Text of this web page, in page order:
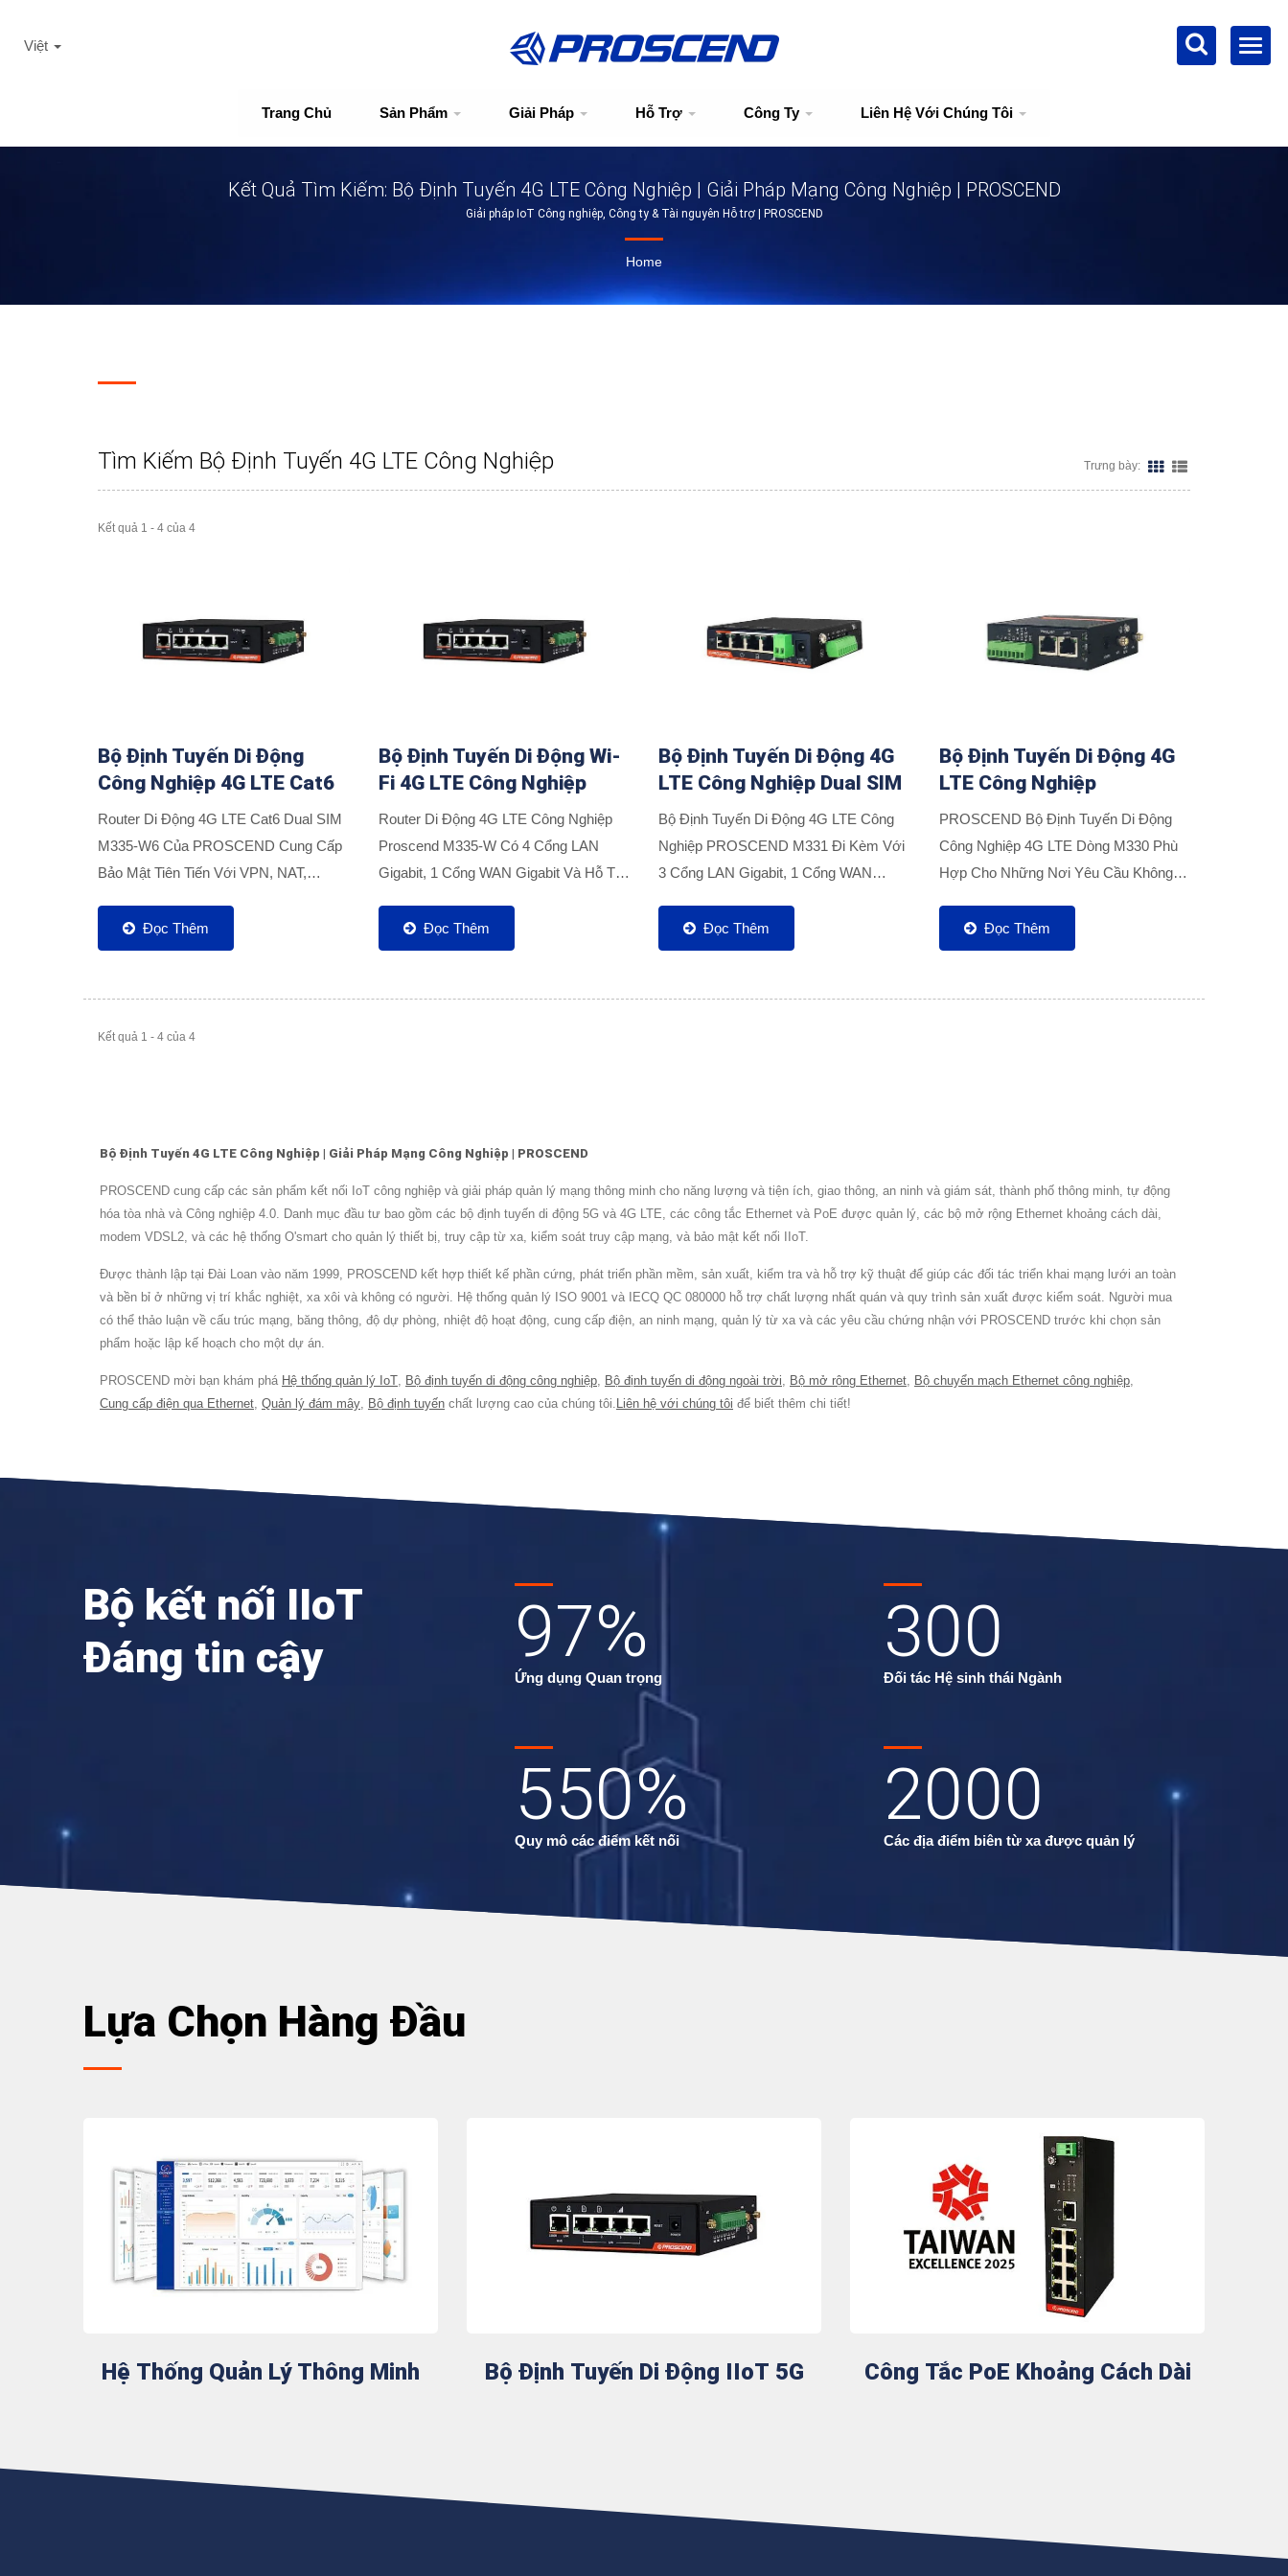
Trang Chủ Sản Phẩm Giải Pháp Hỗ Trợ Công Ty Liên Hệ Với Chúng Tôi
Việt
Kết Quả Tìm Kiếm: Bộ Định Tuyến 4G LTE Công Nghiệp | Giải Pháp Mạng Công Nghiệp | PROSCEND
Giải pháp IoT Công nghiệp, Công ty & Tài nguyên Hỗ trợ | PROSCEND
Home
Tìm Kiếm Bộ Định Tuyến 4G LTE Công Nghiệp Trưng bày:
Kết quả 1 - 4 của 4
Bộ Định Tuyến Di Động
Công Nghiệp 4G LTE Cat6
Router Di Động 4G LTE Cat6 Dual SIM
M335-W6 Của PROSCEND Cung Cấp
Bảo Mật Tiên Tiến Với VPN, NAT,
Truyền Dữ Liệu An Toàn. Với Việc Hỗ...
Đọc Thêm
Bộ Định Tuyến Di Động Wi-
Fi 4G LTE Công Nghiệp
Router Di Động 4G LTE Công Nghiệp
Proscend M335-W Có 4 Cổng LAN
Gigabit, 1 Cổng WAN Gigabit Và Hỗ Trợ
Công Nghiệp Quan Trọng Và Kết...
Đọc Thêm
Bộ Định Tuyến Di Động 4G
LTE Công Nghiệp Dual SIM
Bộ Định Tuyến Di Động 4G LTE Công
Nghiệp PROSCEND M331 Đi Kèm Với
3 Cổng LAN Gigabit, 1 Cổng WAN
Hoạt Các Ứng Dụng Công Nghiệp...
Đọc Thêm
Bộ Định Tuyến Di Động 4G
LTE Công Nghiệp
PROSCEND Bộ Định Tuyến Di Động
Công Nghiệp 4G LTE Dòng M330 Phù
Hợp Cho Những Nơi Yêu Cầu Không
Đường Hầm VPN An Toàn Do Tích
Hợp...
Đọc Thêm
Kết quả 1 - 4 của 4
Bộ Định Tuyến 4G LTE Công Nghiệp | Giải Pháp Mạng Công Nghiệp | PROSCEND
PROSCEND cung cấp các sản phẩm kết nối IoT công nghiệp và giải pháp quản lý mạng thông minh cho năng lượng và tiện ích, giao thông, an ninh và giám sát, thành phố thông minh, tự động
hóa tòa nhà và Công nghiệp 4.0. Danh mục đầu tư bao gồm các bộ định tuyến di động 5G và 4G LTE, các công tắc Ethernet và PoE được quản lý, các bộ mở rộng Ethernet khoảng cách dài,
modem VDSL2, và các hệ thống O'smart cho quản lý thiết bị, truy cập từ xa, kiểm soát truy cập mạng, và bảo mật kết nối IIoT.
Được thành lập tại Đài Loan vào năm 1999, PROSCEND kết hợp thiết kế phần cứng, phát triển phần mềm, sản xuất, kiểm tra và hỗ trợ kỹ thuật để giúp các đối tác triển khai mạng lưới an toàn
và bền bỉ ở những vị trí khắc nghiệt, xa xôi và không có người. Hệ thống quản lý ISO 9001 và IECQ QC 080000 hỗ trợ chất lượng nhất quán và quy trình sản xuất được kiểm soát. Người mua
có thể thảo luận về cấu trúc mạng, băng thông, độ dự phòng, nhiệt độ hoạt động, cung cấp điện, an ninh mạng, quản lý từ xa và các yêu cầu chứng nhận với PROSCEND trước khi chọn sản
phẩm hoặc lập kế hoạch cho một dự án.
PROSCEND mời bạn khám phá Hệ thống quản lý IoT Bộ định tuyến di động công nghiệp Bộ định tuyến di động ngoài trời Bộ mở rộng Ethernet Bộ chuyển mạch Ethernet công nghiệp
Cung cấp điện qua Ethernet Quản lý đám mây Bộ định tuyến chất lượng cao của chúng tôi. Liên hệ với chúng tôi để biết thêm chi tiết!
Bộ kết nối IIoT
Đáng tin cậy
97%
Ứng dụng Quan trọng
300
Đối tác Hệ sinh thái Ngành
550%
Quy mô các điểm kết nối
2000
Các địa điểm biên từ xa được quản lý
Lựa Chọn Hàng Đầu
Hệ Thống Quản Lý Thông Minh Bộ Định Tuyến Di Động IIoT 5G Công Tắc PoE Khoảng Cách Dài